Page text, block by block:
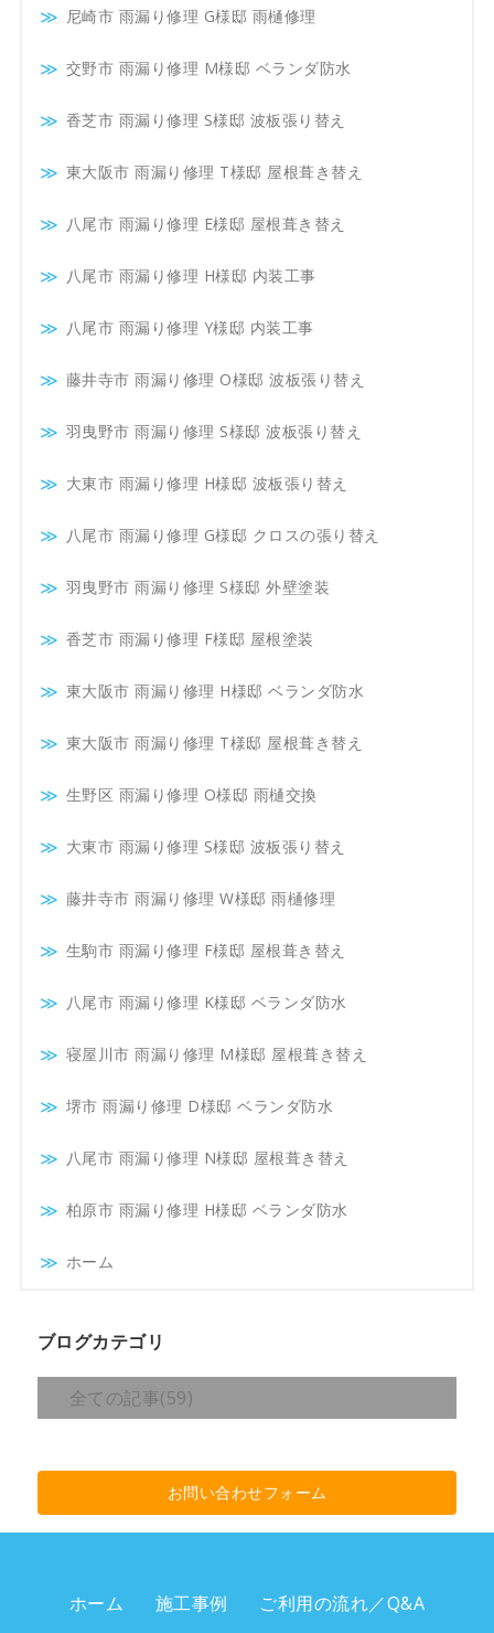
尼崎市 雨漏り修理 G様邸 雨樋修理
交野市 雨漏り修理 M様邸 ベランダ防水
香芝市 雨漏り修理 S様邸 波板張り替え
東大阪市 雨漏り修理 T様邸 屋根葺き替え
八尾市 雨漏り修理 E様邸 屋根葺き替え
八尾市 雨漏り修理 H様邸 内装工事
八尾市 雨漏り修理 Y様邸 内装工事
藤井寺市 雨漏り修理 O様邸 波板張り替え
羽曳野市 雨漏り修理 S様邸 波板張り替え
大東市 雨漏り修理 H様邸 波板張り替え
八尾市 雨漏り修理 G様邸 クロスの張り替え
羽曳野市 雨漏り修理 S様邸 外壁塗装
香芝市 雨漏り修理 F様邸 屋根塗装
東大阪市 雨漏り修理 H様邸 ベランダ防水
東大阪市 雨漏り修理 T様邸 屋根葺き替え
生野区 雨漏り修理 O様邸 雨樋交換
大東市 雨漏り修理 S様邸 波板張り替え
藤井寺市 雨漏り修理 W様邸 雨樋修理
生駒市 雨漏り修理 F様邸 屋根葺き替え
八尾市 雨漏り修理 K様邸 ベランダ防水
寝屋川市 雨漏り修理 M様邸 屋根葺き替え
堺市 雨漏り修理 D様邸 ベランダ防水
八尾市 雨漏り修理 N様邸 屋根葺き替え
柏原市 雨漏り修理 H様邸 ベランダ防水
ホーム
ブログカテゴリ
全ての記事(59)
お問い合わせフォーム
ホーム 施工事例 ご利用の流れ／Q&A